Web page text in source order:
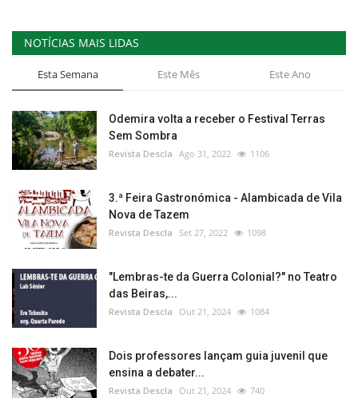
NOTÍCIAS MAIS LIDAS
Esta Semana Este Mês Este Ano
Odemira volta a receber o Festival Terras
Sem Sombra
Revista Descla Ago 31, 2022 1106
3.ª Feira Gastronómica - Alambicada de Vila
Nova de Tazem
Revista Descla Set 27, 2022 1098
"Lembras-te da Guerra Colonial?" no Teatro
das Beiras,...
Revista Descla Out 21, 2024 1084
Dois professores lançam guia juvenil que
ensina a debater...
Revista Descla Out 21, 2024 740